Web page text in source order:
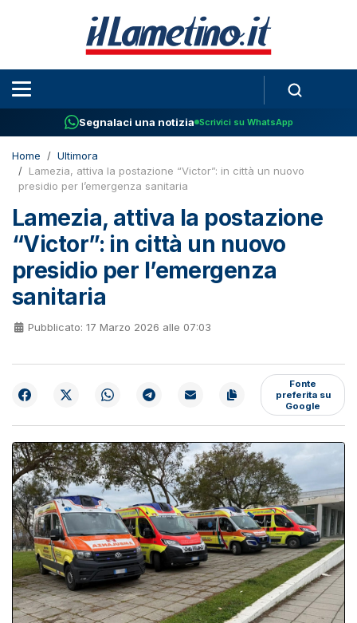
Segnalaci una notizia Scrivici su WhatsApp
Home
Ultimora
Lamezia, attiva la postazione “Victor”: in città un nuovo
presidio per l’emergenza sanitaria
Lamezia, attiva la postazione
“Victor”: in città un nuovo
presidio per l’emergenza
sanitaria
Pubblicato: 17 Marzo 2026 alle 07:03
Fonte
preferita su
Google